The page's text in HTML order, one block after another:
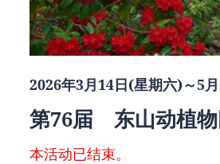
2026年3月14日(星期六)～5
第76届 东山动植物
本活动已结束。